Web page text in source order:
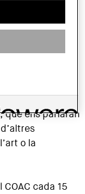
Europa",
Puente.
pròpia dels
la amb
que ens parlaran
o la
cada 15